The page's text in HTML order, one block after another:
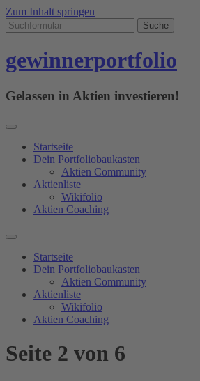
Zum Inhalt springen
gewinnerportfolio
Gelassen in Aktien investieren!
Startseite
Dein Portfoliobaukasten
Aktien Community
Aktienliste
Wikifolio
Aktien Coaching
Startseite
Dein Portfoliobaukasten
Aktien Community
Aktienliste
Wikifolio
Aktien Coaching
Seite 2 von 6